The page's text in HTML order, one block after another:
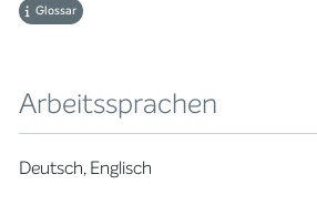
Glossar
Arbeitssprachen
Deutsch, Englisch